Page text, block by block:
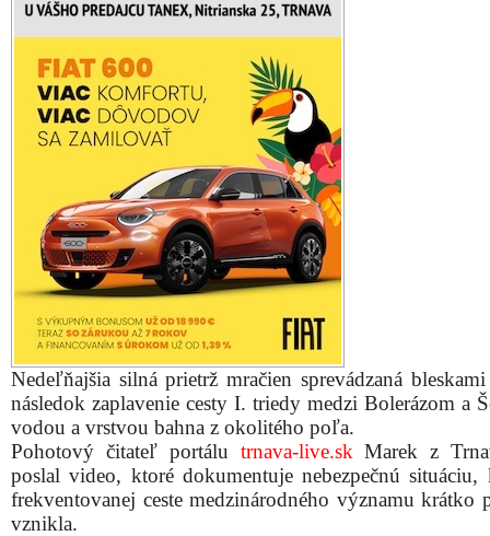
Nedeľňajšia silná prietrž mračien sprevádzaná
následok zaplavenie cesty I. triedy medzi Bolerázom a
vodou a vrstvou bahna z okolitého poľa.
Pohotový čitateľ portálu trnava-live.skMarek z
poslal video, ktoré dokumentuje nebezpečnú situáciu,
frekventovanej ceste medzinárodného významu krátko
vznikla.